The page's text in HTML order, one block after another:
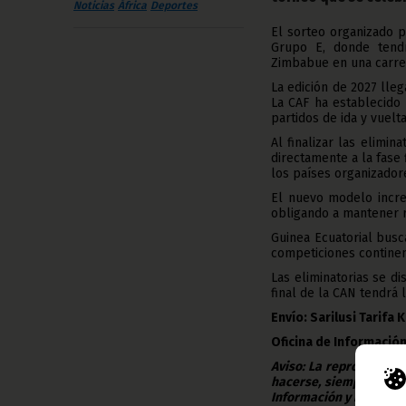
Noticias África Deportes
El sorteo organizado
Grupo E, donde
Zimbabue en una
La edición de 2027
La CAF ha
partidos de ida y
Al finalizar las
directamente a la
los países
El nuevo modelo
obligando a mantener
Guinea Ecuatorial
competiciones
Las eliminatorias se
final de la CAN tendrá
Envío: Sarilusi Tarifa
Oficina de
Aviso: La
hacerse, siempre y en
Información y Prensa